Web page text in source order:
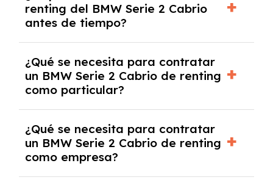
salvo en casos que lo exija el proveedor
debido al resultado del estudio de viabilidad
económica.
renting del BMW Serie 2 Cabrio
antes de tiempo?
pero puede haber penalizaciones por
cancelación anticipada. Es importante revisar
las condiciones del contrato y hablar con un
experto que te asesore.
¿Qué se necesita para contratar
un BMW Serie 2 Cabrio de renting
como particular?
y, en algunos casos, una consulta de solvencia
crediticia y un pago inicial.
¿Qué se necesita para contratar
un BMW Serie 2 Cabrio de renting
como empresa?